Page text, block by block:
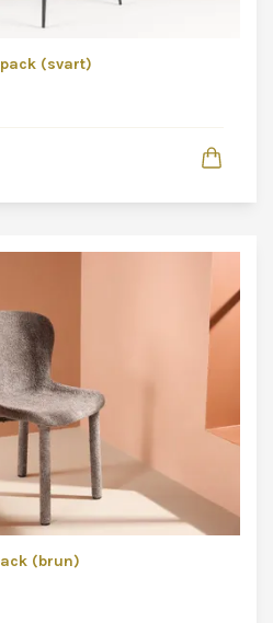
pack (svart)
(brun)